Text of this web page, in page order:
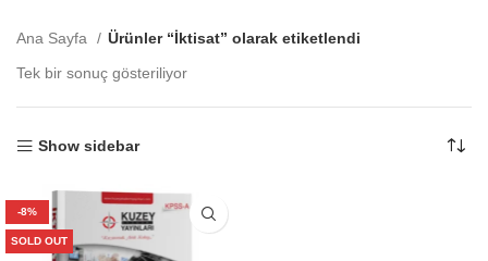
Ana Sayfa
Ürünler “İktisat” olarak etiketlendi
Tek bir sonuç gösteriliyor
Show sidebar
-8%
SOLD OUT